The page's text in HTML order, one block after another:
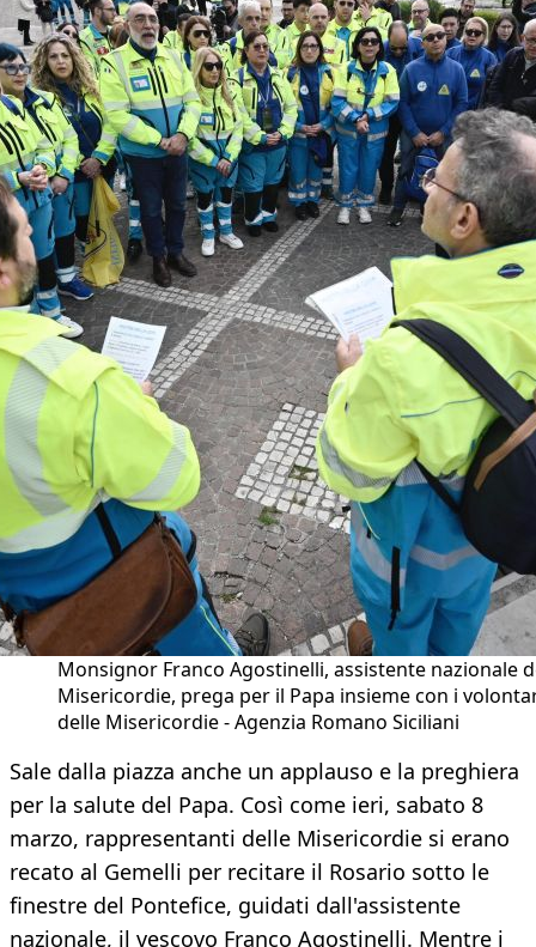
Monsignor Franco Agostinelli, assistente nazionale
Misericordie, prega per il Papa insieme con i
delle Misericordie - Agenzia Romano Siciliani
Sale dalla piazza anche un applauso e la preghiera
per la salute del Papa. Così come ieri, sabato 8
marzo, rappresentanti delle Misericordie si erano
recato al Gemelli per recitare il Rosario sotto le
finestre del Pontefice, guidati dall'assistente
nazionale, il vescovo Franco Agostinelli. Mentre i